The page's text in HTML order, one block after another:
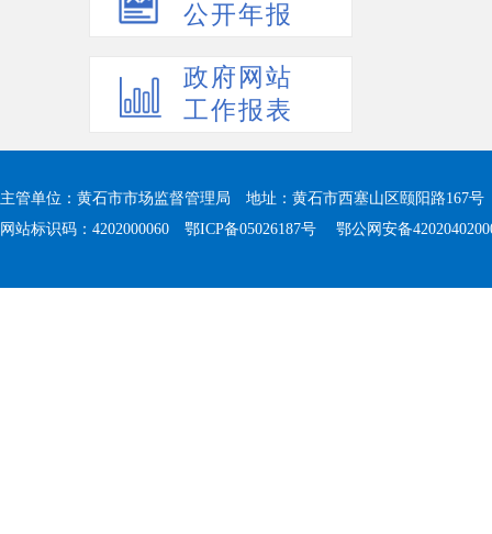
公开年报
政府网站
工作报表
主管单位：黄石市市场监督管理局 地址：黄石市西塞山区颐阳路167号
网站标识码：4202000060 鄂ICP备05026187号 鄂公网安备